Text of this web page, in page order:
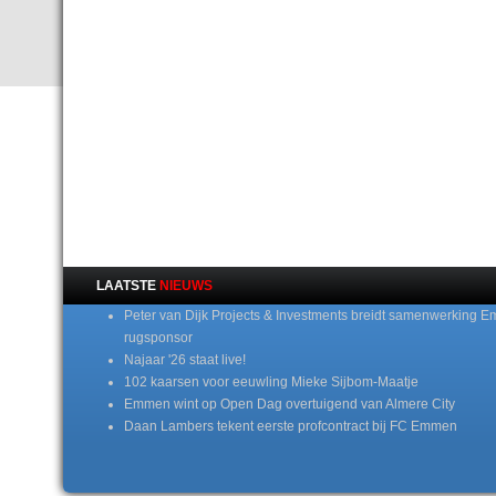
LAATSTE NIEUWS
Peter van Dijk Projects & Investments breidt samenwerking
rugsponsor
Najaar '26 staat live!
102 kaarsen voor eeuwling Mieke Sijbom-Maatje
Emmen wint op Open Dag overtuigend van Almere City
Daan Lambers tekent eerste profcontract bij FC Emmen